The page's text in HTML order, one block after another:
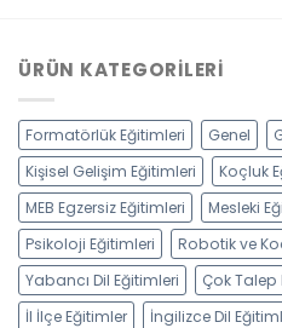
ÜRÜN KATEGORILERI
Formatörlük Eğitimleri Genel
Kişisel Gelişim Eğitimleri
Koçluk
MEB Egzersiz Eğitimleri
Mesleki
Psikoloji Eğitimleri
Robotik ve
Yabancı Dil Eğitimleri
Çok Talep
İl İlçe Eğitimler
İngilizce Dil